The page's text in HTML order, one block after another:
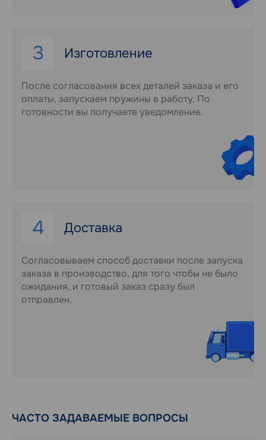
3 Изготовление
После согласования всех деталей заказа и его
оплаты, запускаем пружины в работу. По
готовности вы получаете уведомление.
4 Доставка
Согласовываем способ доставки после запуска
заказа в производство, для того чтобы не было
ожидания, и готовый заказ сразу был
отправлен.
ЧАСТО ЗАДАВАЕМЫЕ ВОПРОСЫ